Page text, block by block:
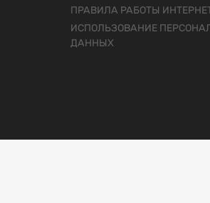
ПРАВИЛА РАБОТЫ
ИСПОЛЬЗОВАНИЕ
ДАННЫХ